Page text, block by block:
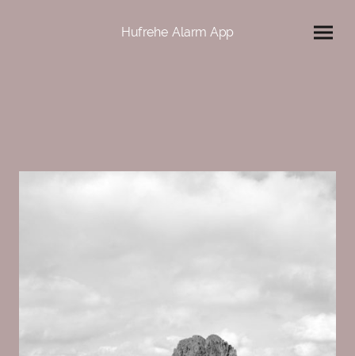
Hufrehe Alarm App